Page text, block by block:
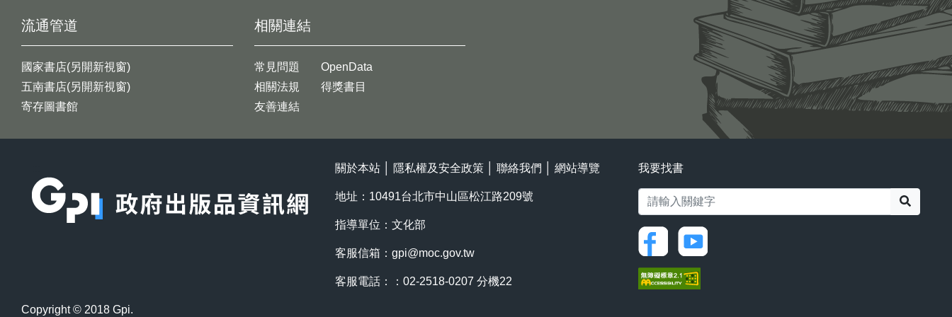
流通管道
國家書店(另開新視窗)
五南書店(另開新視窗)
寄存圖書館
相關連結
常見問題
相關法規
友善連結
OpenData
得獎書目
關於本站 隱私權及安全政策 聯絡我們 網站導覽
地址：10491台北市中山區松江路209號
指導單位：文化部
客服信箱： gpi@moc.gov.tw
客服電話：：02-2518-0207 分機22
我要找書
Copyright © 2018 Gpi.